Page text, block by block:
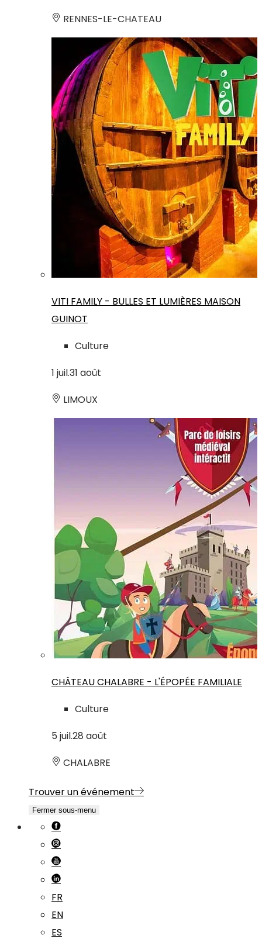
RENNES-LE-CHATEAU
VITI FAMILY - BULLES ET LUMIÈRES MAISON
GUINOT
Culture
1 juil.31 août
LIMOUX
CHÂTEAU CHALABRE - L'ÉPOPÉE FAMILIALE
Culture
5 juil.28 août
CHALABRE
Trouver un événement
Fermer sous-menu
FR
EN
ES